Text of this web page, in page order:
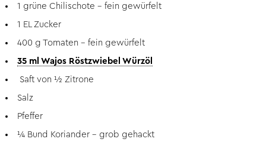
1 grüne Chilischote – fein gewürfelt
1 EL Zucker
400 g Tomaten – fein gewürfelt
35 ml Wajos Röstzwiebel Würzöl
Saft von ½ Zitrone
Salz
Pfeffer
¼ Bund Koriander – grob gehackt